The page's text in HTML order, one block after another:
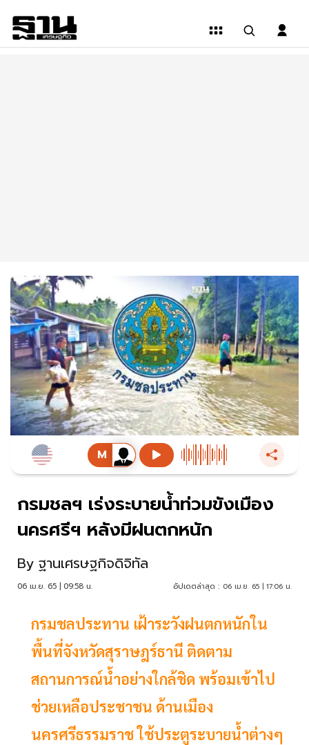
กรมชลฯ เร่งระบายน้ำท่วมขังเมือง
นครศรีฯ หลังมีฝนตกหนัก
By ฐานเศรษฐกิจดิจิทัล
06 เม.ย. 65 | 09:58 น. อัปเดตล่าสุด : 06 เม.ย. 65 | 17:06 น.
กรมชลประทาน เฝ้าระวังฝนตกหนักใน
พื้นที่จังหวัดสุราษฎร์ธานี ติดตาม
สถานการณ์น้ำอย่างใกล้ชิด พร้อมเข้าไป
ช่วยเหลือประชาชน ด้านเมือง
นครศรีธรรมราช ใช้ประตูระบายน้ำต่างๆ